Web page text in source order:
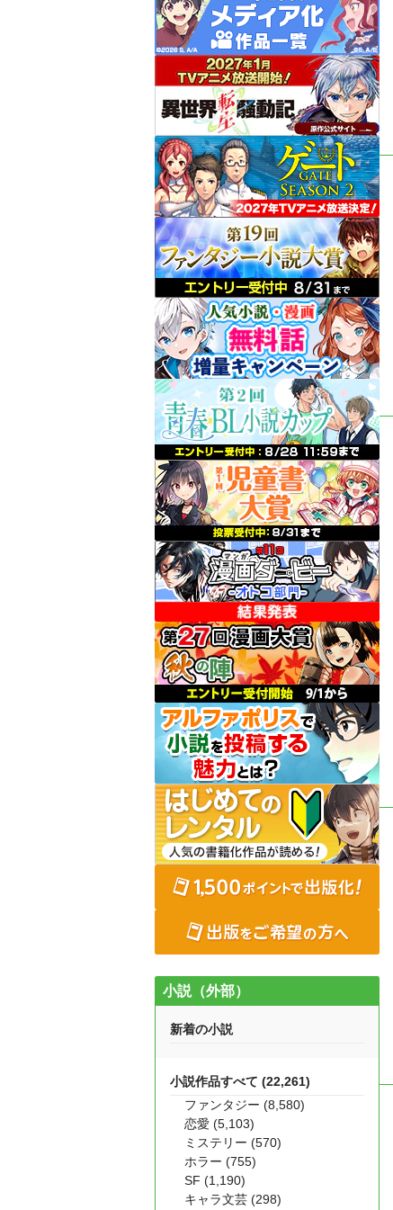
小説（外部）
新着の小説
小説作品すべて (22,261)
ファンタジー (8,580)
恋愛 (5,103)
ミステリー (570)
ホラー (755)
SF (1,190)
キャラ文芸 (298)